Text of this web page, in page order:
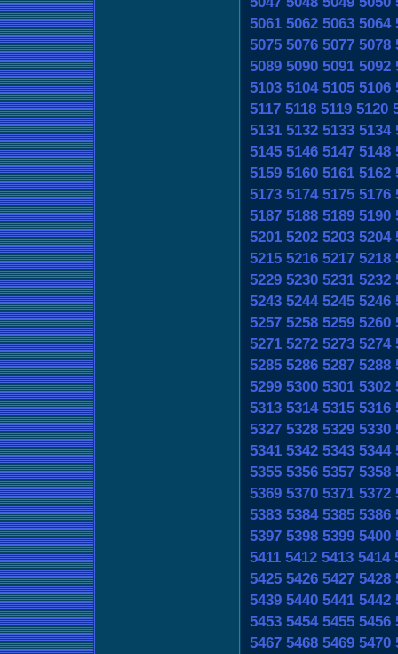
5061 5062 5063 5064
5075 5076 5077 5078
5089 5090 5091 5092
5103 5104 5105 5106
5117 5118 5119 5120
5131 5132 5133 5134
5145 5146 5147 5148
5159 5160 5161 5162
5173 5174 5175 5176
5187 5188 5189 5190
5201 5202 5203 5204
5215 5216 5217 5218
5229 5230 5231 5232
5243 5244 5245 5246
5257 5258 5259 5260
5271 5272 5273 5274
5285 5286 5287 5288
5299 5300 5301 5302
5313 5314 5315 5316
5327 5328 5329 5330
5341 5342 5343 5344
5355 5356 5357 5358
5369 5370 5371 5372
5383 5384 5385 5386
5397 5398 5399 5400
5411 5412 5413 5414
5425 5426 5427 5428
5439 5440 5441 5442
5453 5454 5455 5456
5467 5468 5469 5470